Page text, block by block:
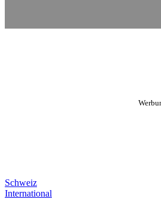
Schweiz
International